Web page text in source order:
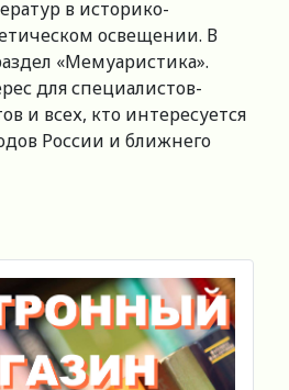
в историко-
освещении. В
«Мемуаристика».
для специалистов-
и всех, кто интересуется
России и ближнего